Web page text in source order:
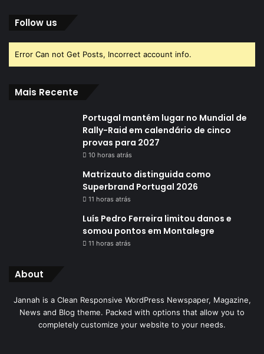
Follow us
Error Can not Get Posts, Incorrect account info.
Mais Recente
Portugal mantém lugar no Mundial de
Rally-Raid em calendário de cinco
provas para 2027
10 horas atrás
Matrizauto distinguida como
Superbrand Portugal 2026
11 horas atrás
Luís Pedro Ferreira limitou danos e
somou pontos em Montalegre
11 horas atrás
About
Jannah is a Clean Responsive WordPress Newspaper, Magazine,
News and Blog theme. Packed with options that allow you to
completely customize your website to your needs.